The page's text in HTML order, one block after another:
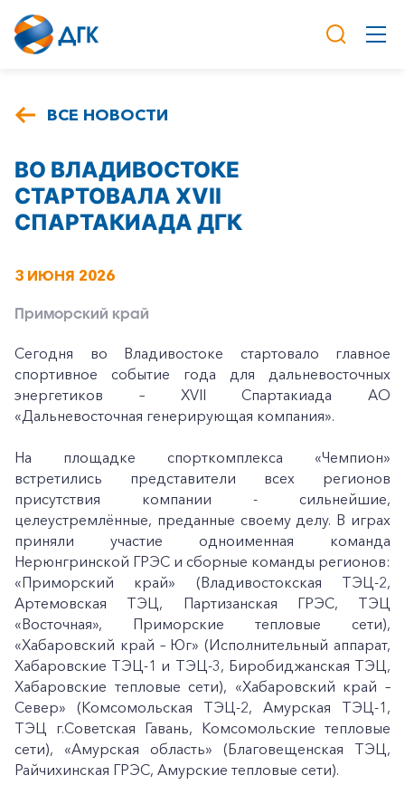
ВСЕ НОВОСТИ
ВО ВЛАДИВОСТОКЕ
СТАРТОВАЛА XVII
СПАРТАКИАДА ДГК
3 ИЮНЯ 2026
Приморский край
Сегодня во Владивостоке стартовало главное
спортивное событие года для дальневосточных
энергетиков – XVII Спартакиада АО
«Дальневосточная генерирующая компания».
На площадке спорткомплекса «Чемпион»
встретились представители всех регионов
присутствия компании - сильнейшие,
целеустремлённые, преданные своему делу. В играх
приняли участие одноименная команда
Нерюнгринской ГРЭС и сборные команды регионов:
«Приморский край» (Владивостокская ТЭЦ-2,
Артемовская ТЭЦ, Партизанская ГРЭС, ТЭЦ
«Восточная», Приморские тепловые сети),
«Хабаровский край – Юг» (Исполнительный аппарат,
Хабаровские ТЭЦ-1 и ТЭЦ-3, Биробиджанская ТЭЦ,
Хабаровские тепловые сети), «Хабаровский край –
Север» (Комсомольская ТЭЦ-2, Амурская ТЭЦ-1,
ТЭЦ г.Советская Гавань, Комсомольские тепловые
сети), «Амурская область» (Благовещенская ТЭЦ,
Райчихинская ГРЭС, Амурские тепловые сети).